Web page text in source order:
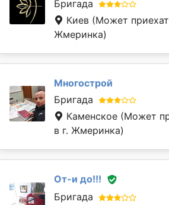
Бригада
Киев (Может
Жмеринка)
Многострой
Бригада
Каменское (Может
в г. Жмеринка)
От-и до!!!
Бригада